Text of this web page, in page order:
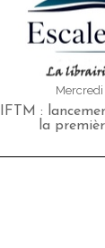
Mercredi
IFTM :
la